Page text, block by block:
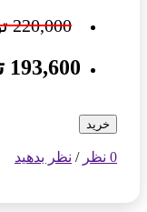
220,000 تومان
193,600 تومان
خرید
0 نظر / نظر بدهید